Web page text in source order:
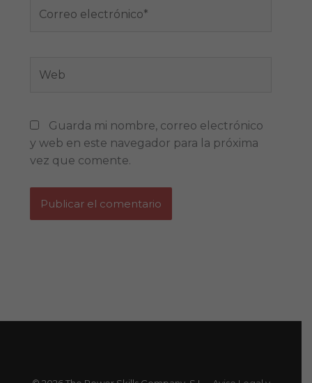
electrónico*
Guarda mi nombre, correo electrónico
y web en este navegador para la próxima
vez que comente.